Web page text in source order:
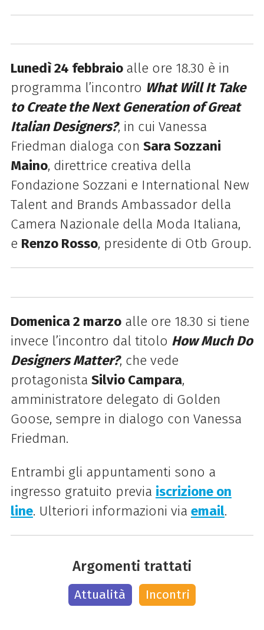
Lunedì 24 febbraio alle ore 18.30 è in
programma l’incontro What Will It Take
to Create the Next Generation of Great
Italian Designers?, in cui Vanessa
Friedman dialoga con Sara Sozzani
Maino, direttrice creativa della
Fondazione Sozzani e International New
Talent and Brands Ambassador della
Camera Nazionale della Moda Italiana,
e Renzo Rosso, presidente di Otb Group.
Domenica 2 marzoalle ore 18.30 si tiene
invece l’incontro dal titolo How Much Do
Designers Matter?, che vede
protagonista Silvio Campara,
amministratore delegato di Golden
Goose, sempre in dialogo con Vanessa
Friedman.
Entrambi gli appuntamenti sono a
ingresso gratuito previa iscrizione on
line. Ulteriori informazioni via email.
Argomenti trattati
Attualità Incontri